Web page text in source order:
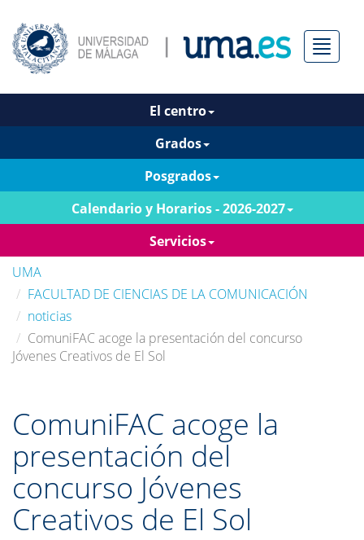
Menú
El centro
Grados
Posgrados
Calendario y Horarios - 2026-2027
Servicios
UMA
FACULTAD DE CIENCIAS DE LA COMUNICACIÓN
noticias
ComuniFAC acoge la presentación del concurso
Jóvenes Creativos de El Sol
ComuniFAC acoge la
presentación del
concurso Jóvenes
Creativos de El Sol